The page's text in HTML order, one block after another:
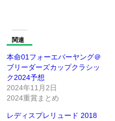
関連
本命01フォーエバーヤング＠
ブリーダーズカップクラシッ
ク2024予想
2024年11月2日
2024重賞まとめ
レディスプレリュード 2018